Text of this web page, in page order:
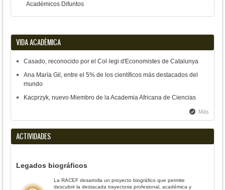
Académicos Difuntos
VIDA ACADÉMICA
Casado, reconocido por el Col·legi d'Economistes de Catalunya
Ana María Gil, entre el 5% de los científicos más destacados del
mundo
Kacprzyk, nuevo Miembro de la Academia Africana de Ciencias
Más
ACTIVIDADES
Legados biográficos
La RACEF desarrolla un proyecto biográfico que permite
descubrir la destacada trayectoria profesional, académica y